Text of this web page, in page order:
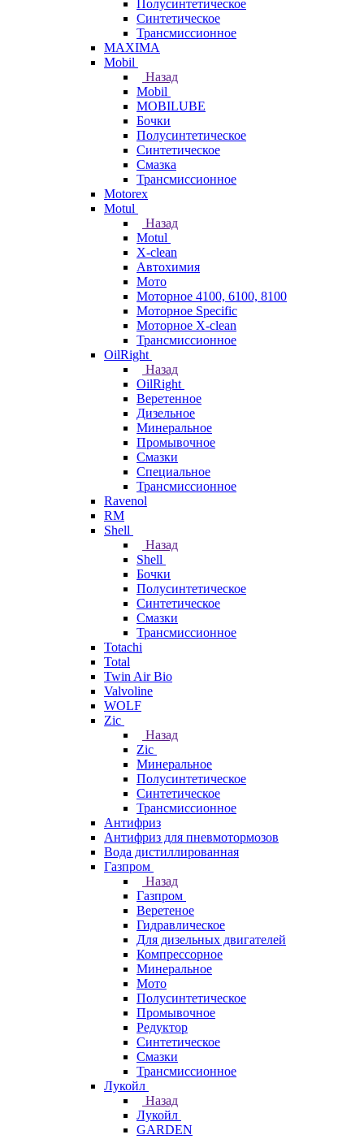
Полусинтетическое
Синтетическое
Трансмиссионное
MAXIMA
Mobil
Назад
Mobil
MOBILUBE
Бочки
Полусинтетическое
Синтетическое
Смазка
Трансмиссионное
Motorex
Motul
Назад
Motul
X-clean
Автохимия
Мото
Моторное 4100, 6100, 8100
Моторное Specific
Моторное X-clean
Трансмиссионное
OilRight
Назад
OilRight
Веретенное
Дизельное
Минеральное
Промывочное
Смазки
Специальное
Трансмиссионное
Ravenol
RM
Shell
Назад
Shell
Бочки
Полусинтетическое
Синтетическое
Смазки
Трансмиссионное
Totachi
Total
Twin Air Bio
Valvoline
WOLF
Zic
Назад
Zic
Минеральное
Полусинтетическое
Синтетическое
Трансмиссионное
Антифриз
Антифриз для пневмотормозов
Вода дистиллированная
Газпром
Назад
Газпром
Веретеное
Гидравлическое
Для дизельных двигателей
Компрессорное
Минеральное
Мото
Полусинтетическое
Промывочное
Редуктор
Синтетическое
Смазки
Трансмиссионное
Лукойл
Назад
Лукойл
GARDEN